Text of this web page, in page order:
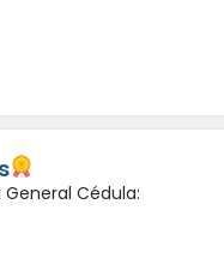
Cédula: